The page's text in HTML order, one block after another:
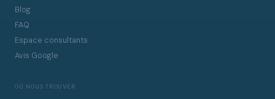
Blog
FAQ
Espace consultants
Avis Google
OÙ NOUS TROUVER